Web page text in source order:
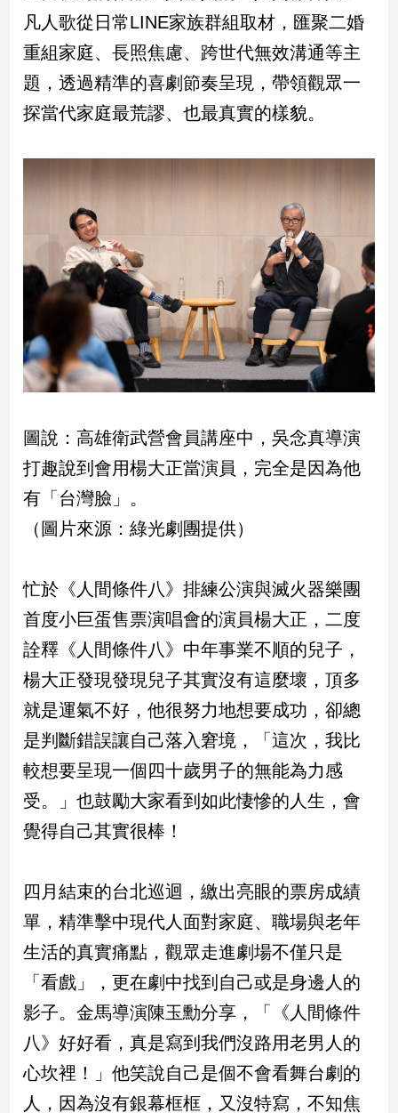
區
南
台
觀
點
觀
娛
樂
樂
星
聞
流
行/
追
星
生
活
建
室
內
設
計
美
食
星
座/
命
消
費
健
親
凡人歌從日常LINE家族群組取材，匯聚二婚
重組家庭、長照焦慮、跨世代無效溝通等主
題，透過精準的喜劇節奏呈現，帶領觀眾一
探當代家庭最荒謬、也最真實的樣貌。
圖說：高雄衛武營會員講座中，吳念真導演
打趣說到會用楊大正當演員，完全是因為他
有「台灣臉」。
（圖片來源：綠光劇團提供）
忙於《人間條件八》排練公演與滅火器樂團
首度小巨蛋售票演唱會的演員楊大正，二度
詮釋《人間條件八》中年事業不順的兒子，
楊大正發現發現兒子其實沒有這麼壞，頂多
就是運氣不好，他很努力地想要成功，卻總
是判斷錯誤讓自己落入窘境，「這次，我比
較想要呈現一個四十歲男子的無能為力感
受。」也鼓勵大家看到如此悽慘的人生，會
覺得自己其實很棒！
四月結束的台北巡迴，繳出亮眼的票房成績
單，精準擊中現代人面對家庭、職場與老年
生活的真實痛點，觀眾走進劇場不僅只是
「看戲」，更在劇中找到自己或是身邊人的
影子。金馬導演陳玉勳分享，「《人間條件
八》好好看，真是寫到我們沒路用老男人的
心坎裡！」他笑說自己是個不會看舞台劇的
人，因為沒有銀幕框框，又沒特寫，不知焦